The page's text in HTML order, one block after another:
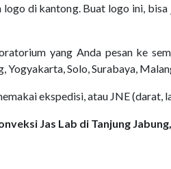
logo di kantong. Buat logo ini,
yang Anda pesan ke
Yogyakarta, Solo, Surabaya,
ekspedisi, atau JNE (darat,
Jas Lab di Tanjung